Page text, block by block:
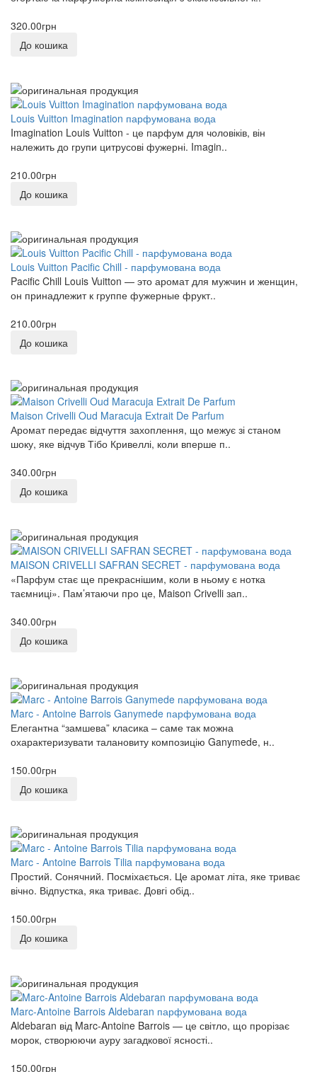
0
ZARKOPERFUME
0
320.00грн
До кошика
Louis Vuitton Imagination парфумована вода
Imagination Louis Vuitton - це парфум для чоловіків, він
належить до групи цитрусові фужерні. Imagin..
210.00грн
До кошика
Louis Vuitton Pacific Chill - парфумована вода
Pacific Chill Louis Vuitton — это аромат для мужчин и женщин,
он принадлежит к группе фужерные фрукт..
210.00грн
До кошика
Maison Crivelli Oud Maracuja Extrait De Parfum
Аромат передає відчуття захоплення, що межує зі станом
шоку, яке відчув Тібо Кривеллі, коли вперше п..
340.00грн
До кошика
MAISON CRIVELLI SAFRAN SECRET - парфумована вода
«Парфум стає ще прекраснішим, коли в ньому є нотка
таємниці». Пам’ятаючи про це, Maison Crivelli зап..
340.00грн
До кошика
Marc - Antoine Barrois Ganymede парфумована вода
Елегантна “замшева” класика – саме так можна
охарактеризувати талановиту композицію Ganymede, н..
150.00грн
До кошика
Marc - Antoine Barrois Tilia парфумована вода
Простий. Сонячний. Посміхається. Це аромат літа, яке триває
вічно. Відпустка, яка триває. Довгі обід..
150.00грн
До кошика
Marc-Antoine Barrois Aldebaran парфумована вода
Aldebaran від Marc-Antoine Barrois — це світло, що прорізає
морок, створюючи ауру загадкової ясності..
150.00грн